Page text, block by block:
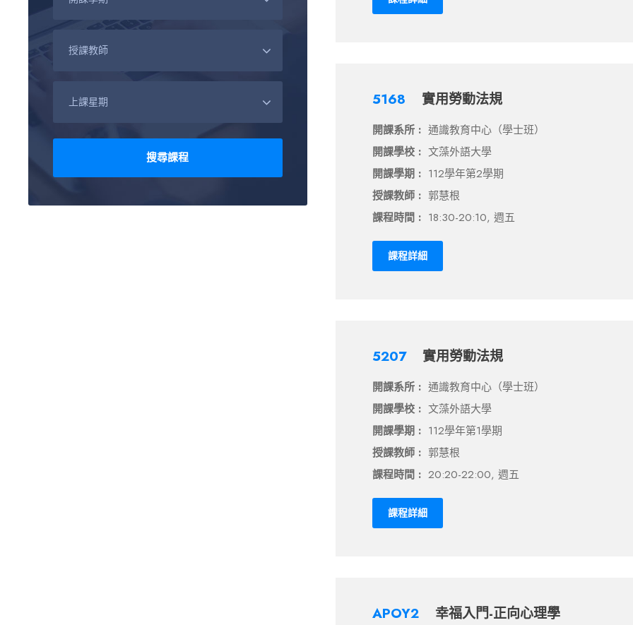
5168 實用勞動法規
開課系所 : 通識教育中心（學士班）
開課學校 : 文藻外語大學
開課學期 : 112學年第2學期
授課教師 : 郭慧根
課程時間 : 18:30-20:10, 週五
課程詳細
5207 實用勞動法規
開課系所 : 通識教育中心（學士班）
開課學校 : 文藻外語大學
開課學期 : 112學年第1學期
授課教師 : 郭慧根
課程時間 : 20:20-22:00, 週五
課程詳細
APOY2 幸福入門-正向心理學